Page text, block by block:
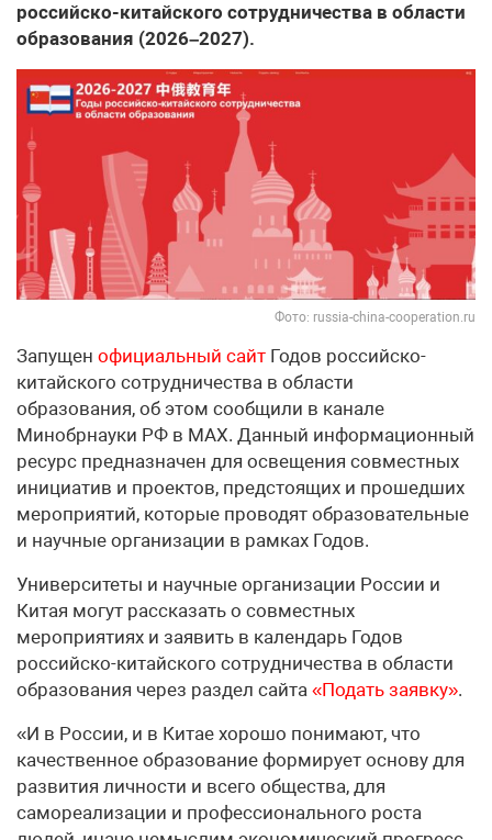
российско-китайского сотрудничества в области
образования (2026–2027).
Фото: russia-china-cooperation.ru
Запущен официальный сайт Годов российско-
китайского сотрудничества в области
образования, об этом сообщили в канале
Минобрнауки РФ в МАХ. Данный информационный
ресурс предназначен для освещения совместных
инициатив и проектов, предстоящих и прошедших
мероприятий, которые проводят образовательные
и научные организации в рамках Годов.
Университеты и научные организации России и
Китая могут рассказать о совместных
мероприятиях и заявить в календарь Годов
российско-китайского сотрудничества в области
образования через раздел сайта «Подать заявку».
«И в России, и в Китае хорошо понимают, что
качественное образование формирует основу для
развития личности и всего общества, для
самореализации и профессионального роста